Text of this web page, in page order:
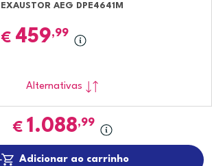
EXAUSTOR AEG DPE4641M
€ 459,99
Alternativas
€ 1.088,99
Adicionar ao carrinho